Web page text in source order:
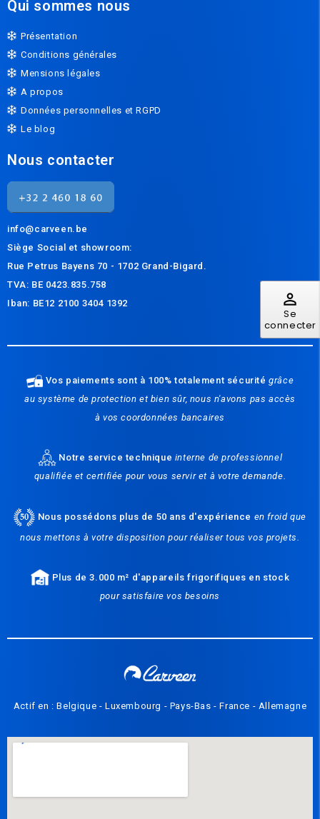
perm_identity
Se
connecter
Qui sommes nous
Présentation
Conditions générales
Mensions légales
A propos
Données personnelles et RGPD
Le blog
Nous contacter
info@carveen.be
Siège Social et showroom:
Rue Petrus Bayens 70 - 1702 Grand-Bigard.
TVA: BE 0423.835.758
Iban: BE12 2100 3404 1392
Vos paiements sont à 100% totalement sécuritégrâce
au système de protection et bien sûr, nous n'avons pas accès
à vos coordonnées bancaires
Notre service technique interne de professionnel
qualifiée et certifiée pour vous servir et à votre demande.
Nous possédons plus de 50 ans d'expérience en froid que
nous mettons à votre disposition pour réaliser tous vos projets.
Plus de 3.000 m² d'appareils frigorifiques en stock
pour satisfaire vos besoins
Actif en : Belgique - Luxembourg - Pays-Bas - France - Allemagne